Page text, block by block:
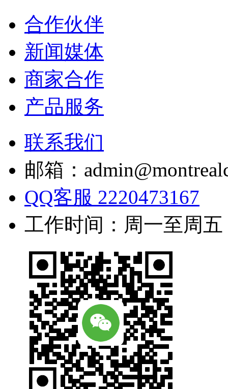
合作伙伴
新闻媒体
商家合作
产品服务
联系我们
邮箱：
QQ客服 2220473167
工作时间：周一至周